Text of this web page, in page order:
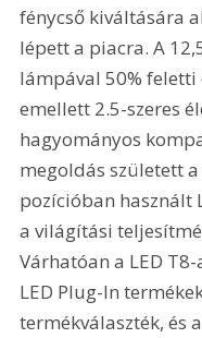
fénycső kiváltására
lépett a piacra. A
lámpával 50%
emellett 2.5-szeres
hagyományos
megoldás született
pozícióban használt
a világítási
Várhatóan a LED
LED Plug-In
termékválaszték, és